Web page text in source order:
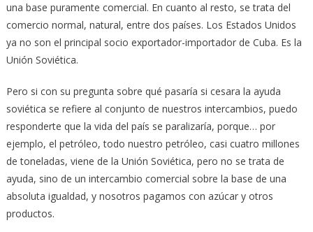
una base puramente comercial. En cuanto al resto, se trata del
comercio normal, natural, entre dos países. Los Estados Unidos
ya no son el principal socio exportador-importador de Cuba. Es la
Unión Soviética.
Pero si con su pregunta sobre qué pasaría si cesara la ayuda
soviética se refiere al conjunto de nuestros intercambios, puedo
responderte que la vida del país se paralizaría, porque… por
ejemplo, el petróleo, todo nuestro petróleo, casi cuatro millones
de toneladas, viene de la Unión Soviética, pero no se trata de
ayuda, sino de un intercambio comercial sobre la base de una
absoluta igualdad, y nosotros pagamos con azúcar y otros
productos.